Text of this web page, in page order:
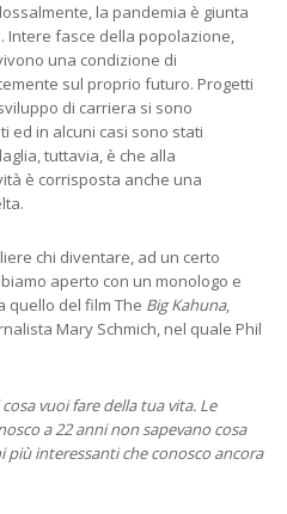
la pandemia è giunta
Intere fasce della popolazione,
una condizione di
sul proprio futuro. Progetti
di carriera si sono
ed in alcuni casi sono stati
tuttavia, è che alla
è corrisposta anche una
chi diventare, ad un certo
aperto con un monologo e
quello del film The Big Kahuna,
Mary Schmich, nel quale Phil
vuoi fare della tua vita. Le
a 22 anni non sapevano cosa
interessanti che conosco ancora